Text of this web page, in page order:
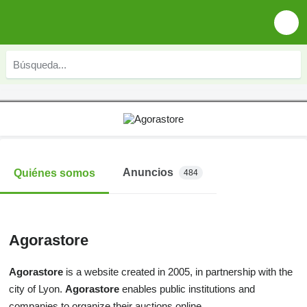
Quiénes somos Anuncios 484
Agorastore
Agorastore is a website created in 2005, in partnership with the
city of Lyon. Agorastore enables public institutions and